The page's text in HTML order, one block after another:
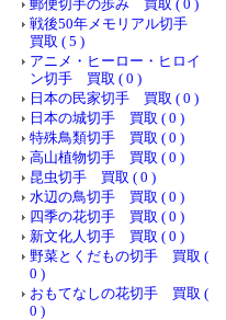
郵便切手の歩み 買取 ( 0 )
戦後50年メモリアル切手
買取 ( 5 )
アニメ・ヒーロー・ヒロイ
ン切手 買取 ( 0 )
日本の民家切手 買取 ( 0 )
日本の城切手 買取 ( 0 )
特殊鳥類切手 買取 ( 0 )
高山植物切手 買取 ( 0 )
昆虫切手 買取 ( 0 )
水辺の鳥切手 買取 ( 0 )
四季の花切手 買取 ( 0 )
新文化人切手 買取 ( 0 )
野菜とくだもの切手 買取 (
0 )
おもてなしの花切手 買取 (
0 )